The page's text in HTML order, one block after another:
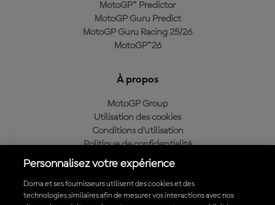
MotoGP™ Predictor
MotoGP Guru Predict
MotoGP Guru Racing 25/26
MotoGP™26
À propos
MotoGP Group
Utilisation des cookies
Conditions d'utilisation
Politique de confidentialité
Politique d’achat
Personnalisez votre expérience
Dorna et ses fournisseurs utilisent des cookies et des
technologies similaires afin de mesurer vos interactions avec nos